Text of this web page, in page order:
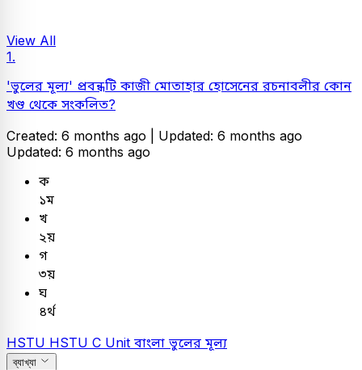
View All
1.
'ভুলের মূল্য' প্রবন্ধটি কাজী মোতাহার হোসেনের রচনাবলীর কোন
খণ্ড থেকে সংকলিত?
Created: 6 months ago | Updated: 6 months ago
Updated: 6 months ago
ক
১ম
খ
২য়
গ
৩য়
ঘ
৪র্থ
HSTU HSTU C Unit বাংলা ভুলের মূল্য
ব্যাখ্যা